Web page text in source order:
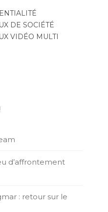
DE SOCIÉTÉ
VIDÉO MULTI
d’affrontement
: retour sur le